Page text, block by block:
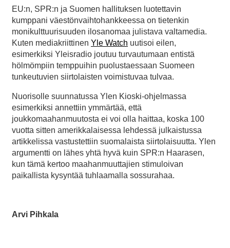
EU:n, SPR:n ja Suomen hallituksen luotettavin
kumppani väestönvaihtohankkeessa on tietenkin
monikulttuurisuuden ilosanomaa julistava valtamedia.
Kuten mediakriittinen Yle Watch uutisoi eilen,
esimerkiksi Yleisradio joutuu turvautumaan entistä
hölmömpiin temppuihin puolustaessaan Suomeen
tunkeutuvien siirtolaisten voimistuvaa tulvaa.
Nuorisolle suunnatussa Ylen Kioski-ohjelmassa
esimerkiksi annettiin ymmärtää, että
joukkomaahanmuutosta ei voi olla haittaa, koska 100
vuotta sitten amerikkalaisessa lehdessä julkaistussa
artikkelissa vastustettiin suomalaista siirtolaisuutta. Ylen
argumentti on lähes yhtä hyvä kuin SPR:n Haarasen,
kun tämä kertoo maahanmuuttajien stimuloivan
paikallista kysyntää tuhlaamalla sossurahaa.
Arvi Pihkala